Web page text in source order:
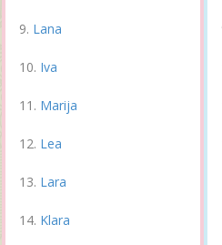
Lana
Iva
Marija
Lea
Lara
Klara